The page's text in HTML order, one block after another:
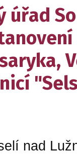
úřad
nad